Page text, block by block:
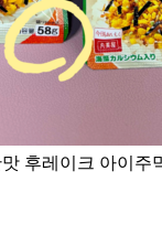
후레이크 아이주